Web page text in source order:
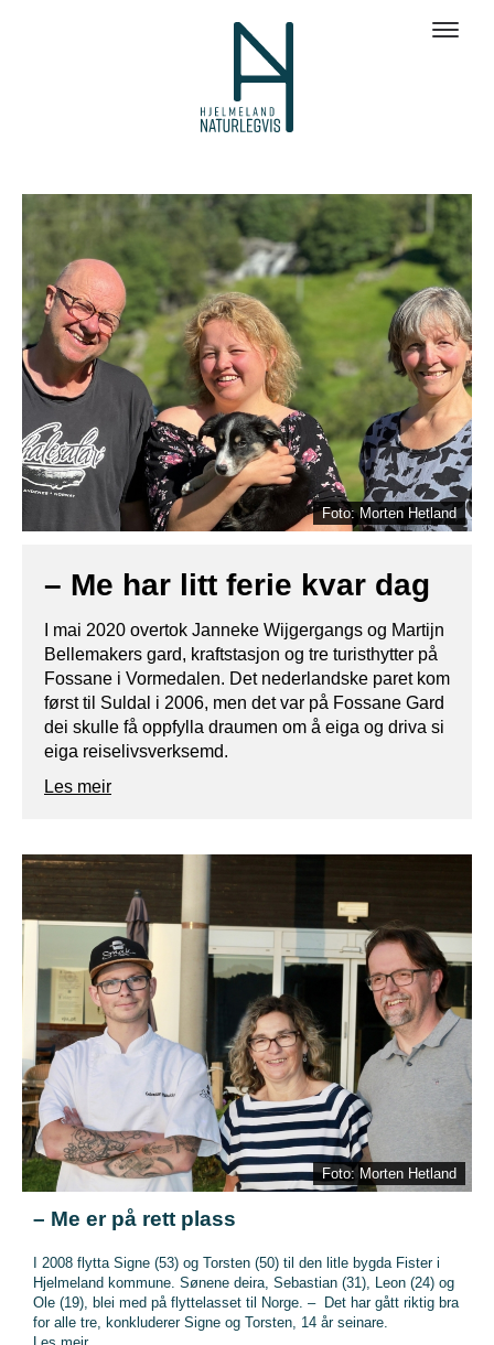
Foto: Morten Hetland
– Me har litt ferie kvar dag
I mai 2020 overtok Janneke Wijgergangs og Martijn
Bellemakers gard, kraftstasjon og tre turisthytter på
Fossane i Vormedalen. Det nederlandske paret kom
først til Suldal i 2006, men det var på Fossane Gard
dei skulle få oppfylla draumen om å eiga og driva si
eiga reiselivsverksemd.
Les meir
Foto: Morten Hetland
– Me er på rett plass
I 2008 flytta Signe (53) og Torsten (50) til den litle bygda Fister i
Hjelmeland kommune. Sønene deira, Sebastian (31), Leon (24) og
Ole (19), blei med på flyttelasset til Norge. – Det har gått riktig bra
for alle tre, konkluderer Signe og Torsten, 14 år seinare.